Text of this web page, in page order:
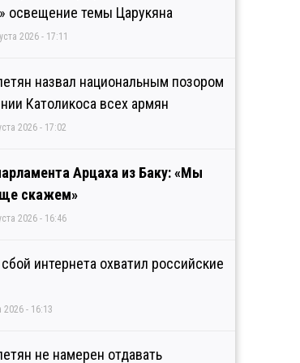
освещение темы Царукяна
2026 - 17:11
назвал национальным позором
Католикоса всех армян
2026 - 17:02
Арцаха из Баку: «Мы
скажем»
2026 - 16:46
интернета охватил российские
2026 - 16:13
не намерен отдавать